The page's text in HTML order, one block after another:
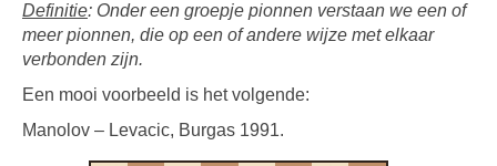
Definitie: Onder een groepje pionnen verstaan we een of
meer pionnen, die op een of andere wijze met elkaar
verbonden zijn.
Een mooi voorbeeld is het volgende:
Manolov – Levacic, Burgas 1991.